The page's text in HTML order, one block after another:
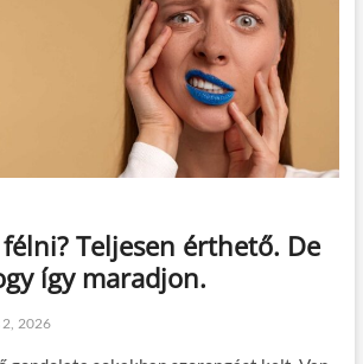
Teljesen érthető. De
így maradjon.
2, 2026